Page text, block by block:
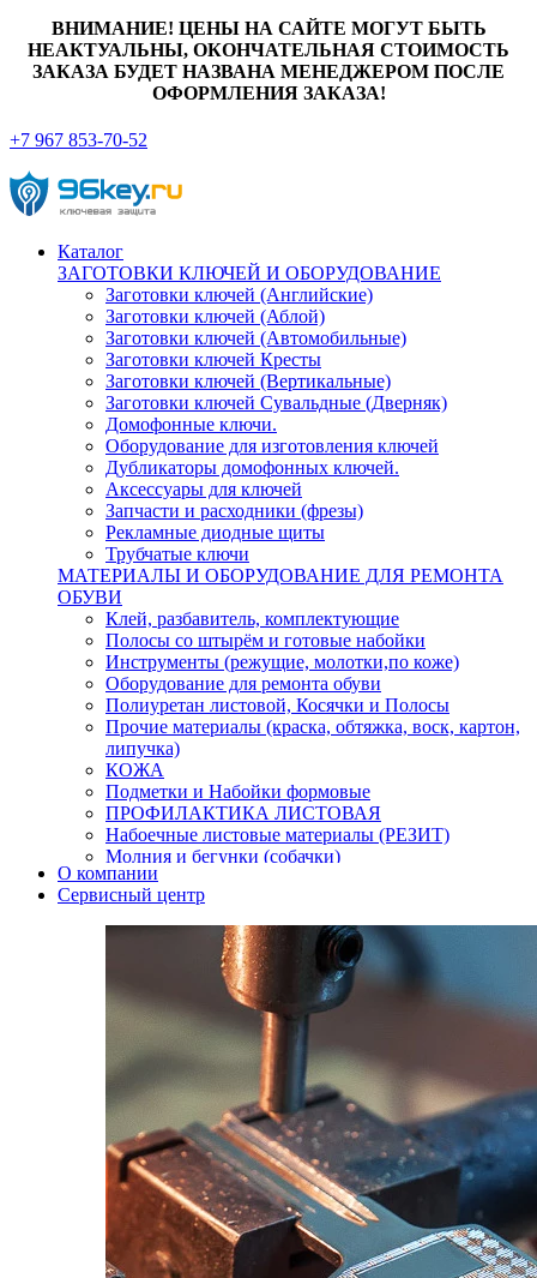
ВНИМАНИЕ! ЦЕНЫ НА САЙТЕ МОГУТ БЫТЬ
НЕАКТУАЛЬНЫ, ОКОНЧАТЕЛЬНАЯ СТОИМОСТЬ
ЗАКАЗА БУДЕТ НАЗВАНА МЕНЕДЖЕРОМ ПОСЛЕ
ОФОРМЛЕНИЯ ЗАКАЗА!
+7 967 853-70-52
Каталог
ЗАГОТОВКИ КЛЮЧЕЙ И ОБОРУДОВАНИЕ
Заготовки ключей (Английские)
Заготовки ключей (Аблой)
Заготовки ключей (Автомобильные)
Заготовки ключей Кресты
Заготовки ключей (Вертикальные)
Заготовки ключей Сувальдные (Дверняк)
Домофонные ключи.
Оборудование для изготовления ключей
Дубликаторы домофонных ключей.
Аксессуары для ключей
Запчасти и расходники (фрезы)
Рекламные диодные щиты
Трубчатые ключи
МАТЕРИАЛЫ И ОБОРУДОВАНИЕ ДЛЯ РЕМОНТА
ОБУВИ
Клей, разбавитель, комплектующие
Полосы со штырём и готовые набойки
Инструменты (режущие, молотки,по коже)
Оборудование для ремонта обуви
Полиуретан листовой, Косячки и Полосы
Прочие материалы (краска, обтяжка, воск, картон,
липучка)
КОЖА
Подметки и Набойки формовые
ПРОФИЛАКТИКА ЛИСТОВАЯ
Набоечные листовые материалы (РЕЗИТ)
Молния и бегунки (собачки)
Нитки,иглы-шило,крючки.
Уход и косметика для обуви
Кнопки (магнитые,кобурные)
Пряжки для ремня
О компании
Сервисный центр